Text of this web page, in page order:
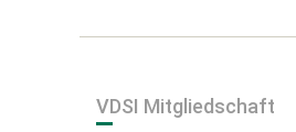
VDSI Mitgliedschaft